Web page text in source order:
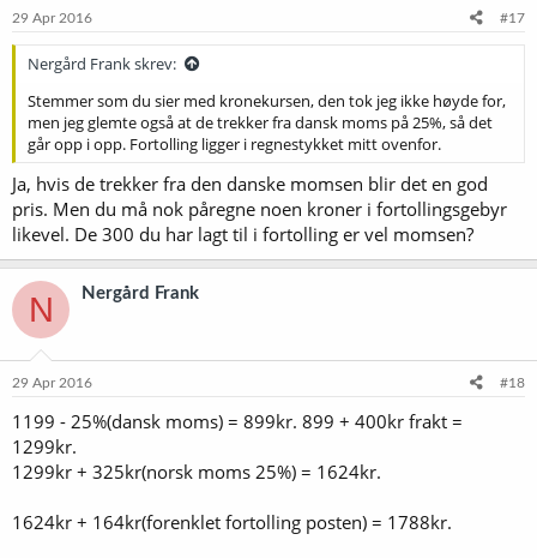
29 Apr 2016 #17
Nergård Frank skrev:
Stemmer som du sier med kronekursen, den tok jeg ikke høyde for,
men jeg glemte også at de trekker fra dansk moms på 25%, så det
går opp i opp. Fortolling ligger i regnestykket mitt ovenfor.
Ja, hvis de trekker fra den danske momsen blir det en god
pris. Men du må nok påregne noen kroner i fortollingsgebyr
likevel. De 300 du har lagt til i fortolling er vel momsen?
N Nergård Frank
29 Apr 2016 #18
1199 - 25%(dansk moms) = 899kr. 899 + 400kr frakt =
1299kr.
1299kr + 325kr(norsk moms 25%) = 1624kr.
1624kr + 164kr(forenklet fortolling posten) = 1788kr.